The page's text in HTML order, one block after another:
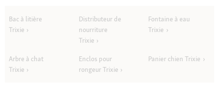
Bac à litière
Trixie
Distributeur de
nourriture
Trixie
Fontaine à eau
Trixie
Arbre à chat
Trixie
Enclos pour
rongeur Trixie
Panier chien Trixie